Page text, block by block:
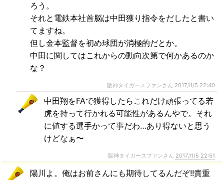
ろう。
それと電鉄本社首脳は中田獲り指令をだしたと書い
てますね。
但し金本監督を初め球団が消極的だとか。
中田に関してはこれからの動向次第で何かあるのか
な？
阪神タイガースファンさん 2017,11/5 22:40
中田翔をFAで獲得したらこれだけ頑張ってる若
虎を持って行かれる可能性があるんやで。それ
に値する選手かって事だわ…あり得ないと思う
けどなぁ〜
阪神タイガースファンさん 2017,11/5 22:51
陽川よ。俺はお前さんにも期待してるんだぞ!!貴重